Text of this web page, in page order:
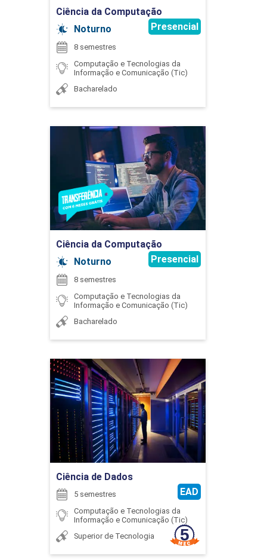
CIRCUITOS ELÉTRICOS EM REGIME
PERMANENTE
105
COMPONENTE OPTATIVO
30
COMPUTAÇÃO GRÁFICA
CONTROLADORES LÓGICOS
PROGRAMÁVEIS
75
CONTROLE DIGITAL
MARIA BARBARA SOARES E ABRAO
MONICA APARECIDA DE OLIVEIRA CRUZ
PAULO LIMIRIO DA SILVA
RAUL SERGIO REIS REZENDE
ROBERTO SILVA ARAUJO ASSIS
SILVANIO MARCIO FERNANDES
WELINGTON MRAD JOAQUIM
Ciência da Computação
Noturno
Presencial
8 semestres
Computação e Tecnologias da
Informação e Comunicação (Tic)
Bacharelado
Ciência da Computação
Noturno
Presencial
8 semestres
Computação e Tecnologias da
Informação e Comunicação (Tic)
Bacharelado
Ciência da Computação
Detalhes do curso
Ir para Inscrição
Ciência de Dados
EAD
5 semestres
Computação e Tecnologias da
Informação e Comunicação (Tic)
Superior de Tecnologia
Ciência de Dados
Detalhes do curso
Ir para Inscrição